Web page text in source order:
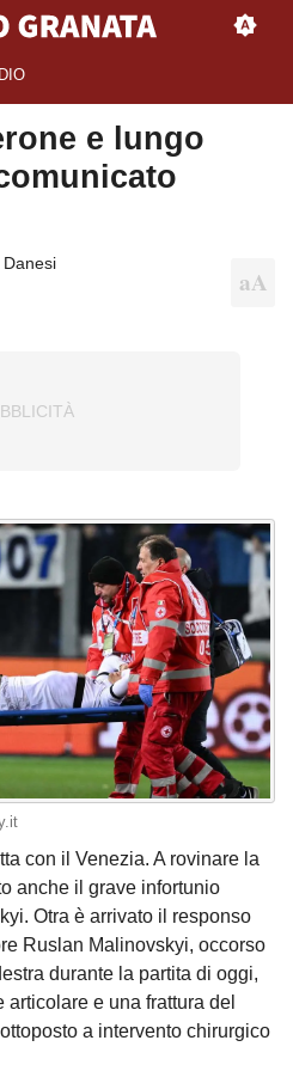
e lungo
con il Venezia. A rovinare la
anche il grave infortunio
Otra è arrivato il responso
Ruslan Malinovskyi, occorso
durante la partita di oggi,
e una frattura del
a intervento chirurgico